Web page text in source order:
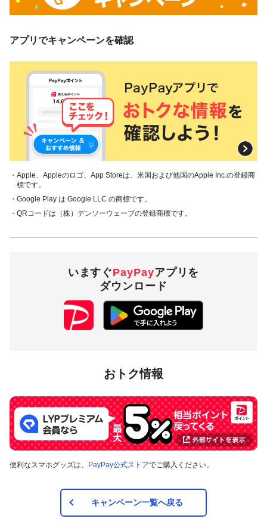
アプリでキャンペーンを確認
・Apple、Appleのロゴ、App Storeは、米国および他国のApple Inc.の登録商
標です。
・Google Play は Google LLC の商標です。
・QRコードは（株）デンソーウェーブの登録商標です。
いますぐPayPayアプリを
ダウンロード
おトク情報
便利なスマホグッズは、 PayPay公式ストアでご購入ください。
キャンペーン一覧へ戻る